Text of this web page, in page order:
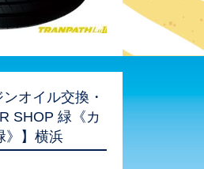
オイル交換・
SHOP 緑《カ
》】横浜